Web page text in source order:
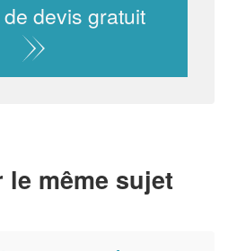
devis gratuit
même sujet